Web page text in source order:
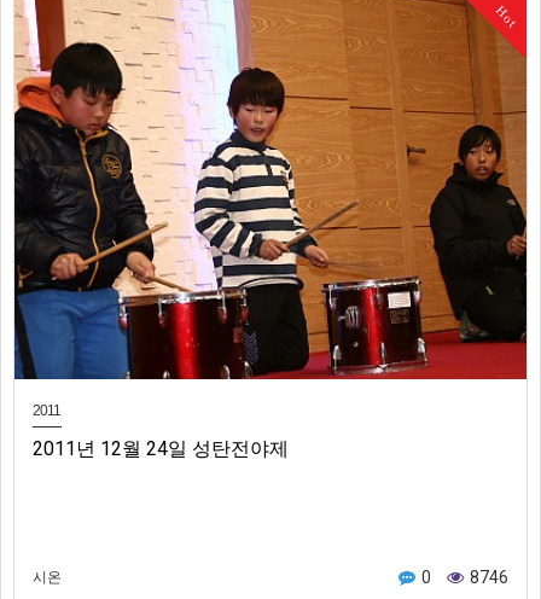
Hot
2011
2011년 12월 24일 성탄전야제
시온 0 8746